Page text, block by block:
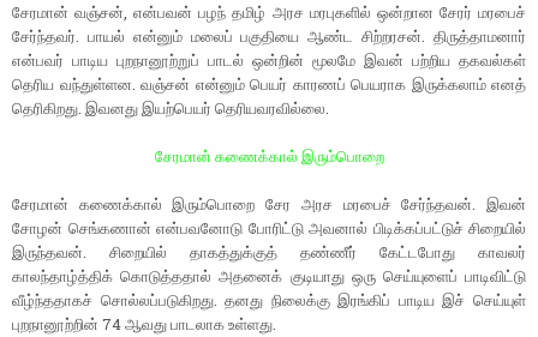
சேரமான் வஞ்சன், என்பவன் பழந் தமிழ் அரச மரபுகளில் ஒன்றான சேரர் மரபைச்
சேர்ந்தவர். பாயல் என்னும் மலைப் பகுதியை ஆண்ட சிற்றரசன். திருத்தாமனார்
என்பவர் பாடிய புறநானூற்றுப் பாடல் ஒன்றின் மூலமே இவன் பற்றிய தகவல்கள்
தெரிய வந்துள்ளன. வஞ்சன் என்னும் பெயர் காரணப் பெயராக இருக்கலாம் எனத்
தெரிகிறது. இவனது இயற்பெயர் தெரியவரவில்லை.
சேரமான் கணைக்கால் இரும்பொறை
சேரமான் கணைக்கால் இரும்பொறை சேர அரச மரபைச் சேர்ந்தவன். இவன்
சோழன் செங்கணான் என்பவனோடு போரிட்டு அவனால் பிடிக்கப்பட்டுச் சிறையில்
இருந்தவன். சிறையில் தாகத்துக்குத் தண்ணீர் கேட்டபோது காவலர்
காலந்தாழ்த்திக் கொடுத்ததால் அதனைக் குடியாது ஒரு செய்யுளைப் பாடிவிட்டு
வீழ்ந்ததாகச் சொல்லப்படுகிறது. தனது நிலைக்கு இரங்கிப் பாடிய இச் செய்யுள்
புறநானூற்றின் 74 ஆவது பாடலாக உள்ளது.